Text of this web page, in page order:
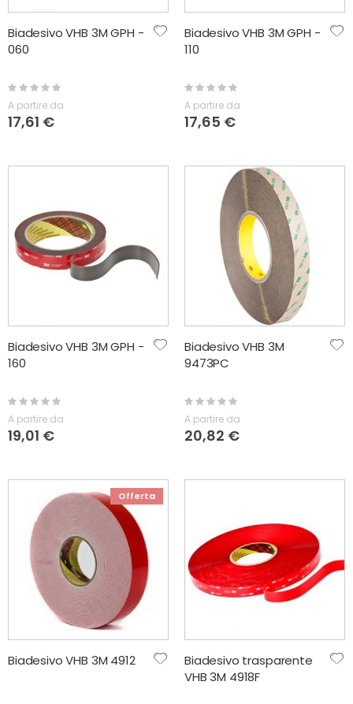
Biadesivo VHB 3M GPH -
060
Rating:
A partire da
17,61 €
Biadesivo VHB 3M GPH -
110
Rating:
A partire da
17,65 €
Biadesivo VHB 3M GPH -
160
Rating:
A partire da
19,01 €
Biadesivo VHB 3M
9473PC
Rating:
A partire da
20,82 €
Offerta
Biadesivo VHB 3M 4912
Biadesivo trasparente
VHB 3M 4918F